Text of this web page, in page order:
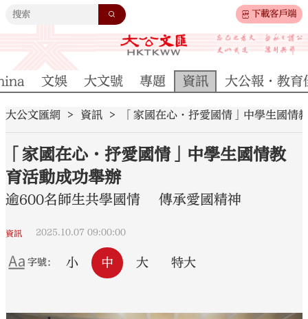
下載客戶端
文娛 大文號 專題 資訊 大公報·教育
大公文匯網 資訊 「家國在心•抒愛國情」中學生國情
「家國在心•抒愛國情」中學生國情教
育活動成功舉辦
逾600名師生共學國情 傳承愛國精神
資訊 2025.10.07 09:00:00
字號： 小 中 大 特大